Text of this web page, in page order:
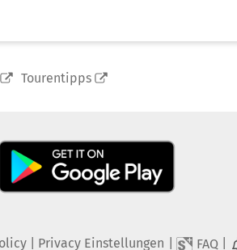
Tourentipps
| Privacy Einstellungen FAQ